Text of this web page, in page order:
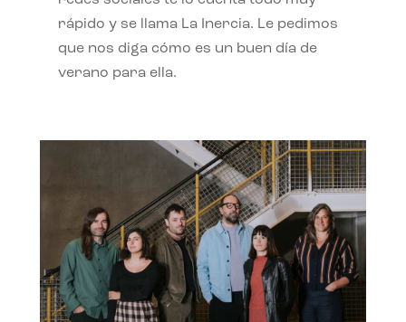
rápido y se llama La Inercia. Le pedimos
que nos diga cómo es un buen día de
verano para ella.